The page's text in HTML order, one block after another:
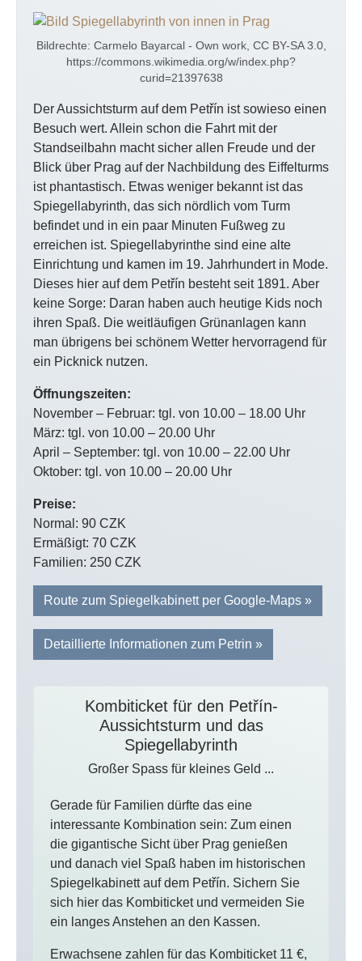
Bildrechte: Carmelo Bayarcal - Own work, CC BY-SA 3.0,
https://commons.wikimedia.org/w/index.php?
curid=21397638
Der Aussichtsturm auf dem Petřín ist sowieso einen
Besuch wert. Allein schon die Fahrt mit der
Standseilbahn macht sicher allen Freude und der
Blick über Prag auf der Nachbildung des Eiffelturms
ist phantastisch. Etwas weniger bekannt ist das
Spiegellabyrinth, das sich nördlich vom Turm
befindet und in ein paar Minuten Fußweg zu
erreichen ist. Spiegellabyrinthe sind eine alte
Einrichtung und kamen im 19. Jahrhundert in Mode.
Dieses hier auf dem Petřín besteht seit 1891. Aber
keine Sorge: Daran haben auch heutige Kids noch
ihren Spaß. Die weitläufigen Grünanlagen kann
man übrigens bei schönem Wetter hervorragend für
ein Picknick nutzen.
Öffnungszeiten:
November – Februar: tgl. von 10.00 – 18.00 Uhr
März: tgl. von 10.00 – 20.00 Uhr
April – September: tgl. von 10.00 – 22.00 Uhr
Oktober: tgl. von 10.00 – 20.00 Uhr
Preise:
Normal: 90 CZK
Ermäßigt: 70 CZK
Familien: 250 CZK
Route zum Spiegelkabinett per Google-Maps »
Detaillierte Informationen zum Petrin »
Kombiticket für den Petřín-
Aussichtsturm und das
Spiegellabyrinth
Großer Spass für kleines Geld ...
Gerade für Familien dürfte das eine
interessante Kombination sein: Zum einen
die gigantische Sicht über Prag genießen
und danach viel Spaß haben im historischen
Spiegelkabinett auf dem Petřín. Sichern Sie
sich hier das Kombiticket und vermeiden Sie
ein langes Anstehen an den Kassen.
Erwachsene zahlen für das Kombiticket 11 €,